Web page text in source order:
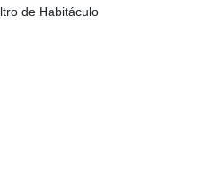
de Habitáculo